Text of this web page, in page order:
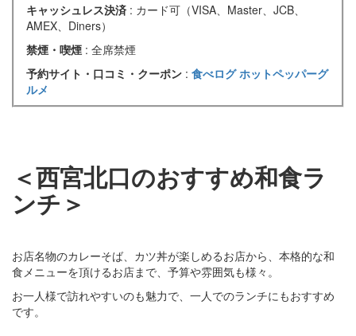
キャッシュレス決済 : カード可（VISA、Master、JCB、
AMEX、Diners）
禁煙・喫煙 : 全席禁煙
予約サイト・口コミ・クーポン : 食べログホットペッパーグ
ルメ
＜西宮北口のおすすめ和食ラ
ンチ＞
お店名物のカレーそば、カツ丼が楽しめるお店から、本格的な和
食メニューを頂けるお店まで、予算や雰囲気も様々。
お一人様で訪れやすいのも魅力で、一人でのランチにもおすすめ
です。